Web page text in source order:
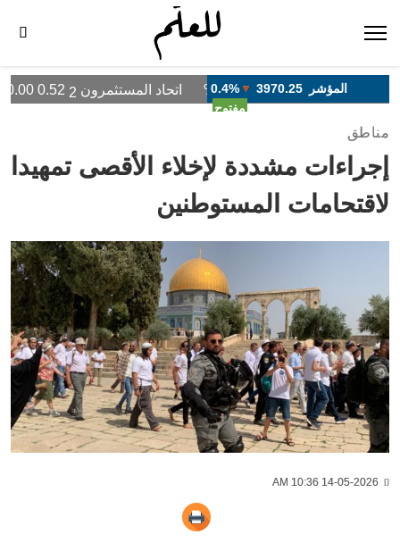
مناطق
إجراءات مشددة لإخلاء الأقصى تمهيدا
لاقتحامات المستوطنين